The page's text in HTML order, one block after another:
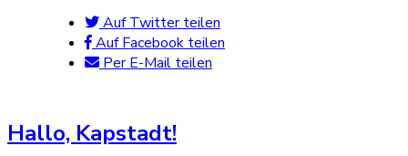
Auf Twitter teilen
Auf Facebook teilen
Per E-Mail teilen
Hallo, Kapstadt!